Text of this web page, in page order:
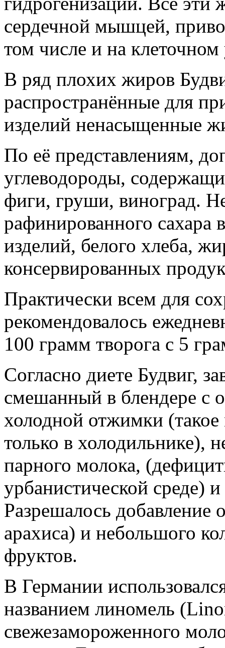
сердечной мышцей,
том числе и на клеточном
В ряд плохих жиров
распространённые для
изделий ненасыщенные
По её представлениям,
углеводороды,
фиги, груши, виноград.
рафинированного сахара
изделий, белого хлеба,
консервированных
Практически всем для
рекомендовалось
100 грамм творога с 5
Согласно диете Будвиг,
смешанный в блендере с
холодной отжимки
только в холодильнике),
парного молока,
урбанистической среде)
Разрешалось добавление
арахиса) и небольшого
фруктов.
В Германии
названием линомель
свежезамороженного